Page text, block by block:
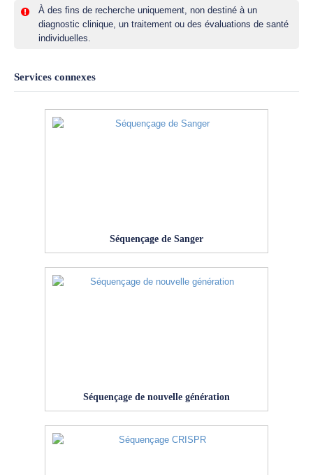
À des fins de recherche uniquement, non destiné à un
diagnostic clinique, un traitement ou des évaluations de santé
individuelles.
Services connexes
Séquençage de Sanger
Séquençage de nouvelle génération